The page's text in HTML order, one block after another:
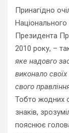
Принагідно
Національного
Президента
2010 року, –
яке надовго
виконало своїх
свого
Тобто жодних
знаків,
пояснює